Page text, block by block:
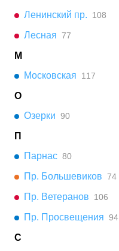
Ленинский пр. 108
Лесная 77
М
Московская
117
О
Озерки 90
П
Парнас 80
Пр. Большевиков 74
Пр. Ветеранов 106
Пр. Просвещения 94
С